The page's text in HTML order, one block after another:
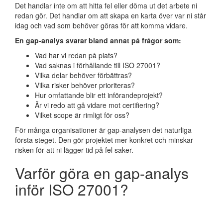
Det handlar inte om att hitta fel eller döma ut det arbete ni
redan gör. Det handlar om att skapa en karta över var ni står
idag och vad som behöver göras för att komma vidare.
En gap-analys svarar bland annat på frågor som:
Vad har vi redan på plats?
Vad saknas i förhållande till ISO 27001?
Vilka delar behöver förbättras?
Vilka risker behöver prioriteras?
Hur omfattande blir ett införandeprojekt?
Är vi redo att gå vidare mot certifiering?
Vilket scope är rimligt för oss?
För många organisationer är gap-analysen det naturliga
första steget. Den gör projektet mer konkret och minskar
risken för att ni lägger tid på fel saker.
Varför göra en gap-analys
inför ISO 27001?